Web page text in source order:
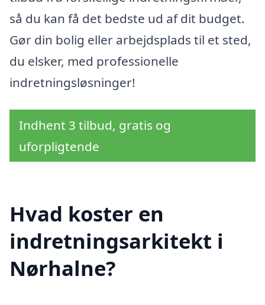
så du kan få det bedste ud af dit budget.
Gør din bolig eller arbejdsplads til et sted,
du elsker, med professionelle
indretningsløsninger!
Indhent 3 tilbud, gratis og
uforpligtende
Hvad koster en
indretningsarkitekt i
Nørhalne?